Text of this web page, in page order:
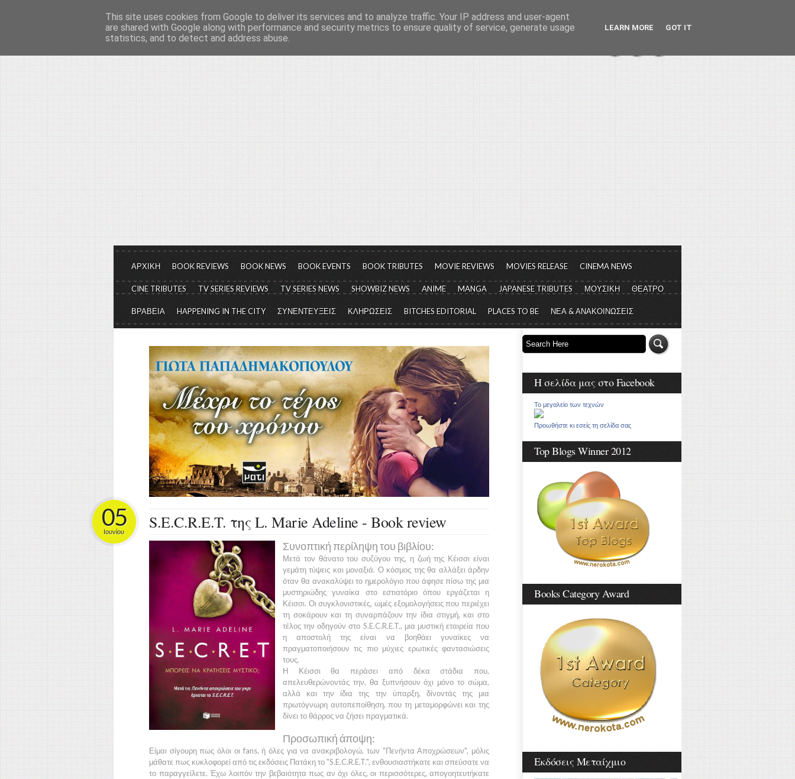
Το μεγαλείο των Τεχνών...
Είμαστε πάντα εδώ για να μιλάμε για τον πολιτισμό, σε κάθε του μορφή και έκταση...
ΑΡΧΙΚΗ BOOK REVIEWS BOOK NEWS BOOK EVENTS BOOK TRIBUTES MOVIE REVIEWS MOVIES RELEASE CINEMA NEWS
CINE TRIBUTES TV SERIES REVIEWS TV SERIES NEWS SHOWBIZ NEWS ANIME MANGA JAPANESE TRIBUTES ΜΟΥΣΙΚΗ ΘΕΑΤΡΟ
ΒΡΑΒΕΙΑ HAPPENING IN THE CITY ΣΥΝΕΝΤΕΥΞΕΙΣ ΚΛΗΡΩΣΕΙΣ BITCHES EDITORIAL PLACES TO BE ΝΕΑ & ΑΝΑΚΟΙΝΩΣΕΙΣ
S.E.C.R.E.T. της L. Marie Adeline - Book review
05
Ιουνίου
Συνοπτική περίληψη του βιβλίου:
Μετά τον θάνατο του συζύγου της, η ζωή της Κέισσι είναι
γεμάτη τύψεις και μοναξιά. Ο κόσμος της θα αλλάξει άρδην
όταν θα ανακαλύψει το ημερολόγιο που άφησε πίσω της μια
μυστηριώδης γυναίκα στο εστιατόριο όπου εργάζεται η
Κέισσι. Οι συγκλονιστικές, ωμές εξομολογήσεις που περιέχει
τη σοκάρουν και τη συναρπάζουν την ίδια στιγμή, και στο
τέλος την οδηγούν στο S.E.C.R.E.T., μια μυστική εταιρεία που
η αποστολή της είναι να βοηθάει γυναίκες να
πραγματοποιήσουν τις πιο μύχιες ερωτικές φαντασιώσεις
τους.
Η Κέισσι θα περάσει από δέκα στάδια που,
απελευθερώνοντάς την, θα ξυπνήσουν όχι μόνο το σώμα,
αλλά και την ίδια της την ύπαρξη, δίνοντάς της μια
πρωτόγνωρη αυτοπεποίθηση, που τη μεταμορφώνει και της
δίνει το θάρρος να ζήσει πραγματικά.
Προσωπική άποψη:
Είμαι σίγουρη πως όλοι οι fans, ή όλες για να ανακριβολογώ, των "Πενήντα Αποχρώσεων", μόλις
μάθατε πως κυκλοφορεί από τις εκδόσεις Πατάκητο "S.E.C.R.E.T.", ενθουσιαστήκατε και σπεύσατε να
το παραγγείλετε. Έχω λοιπόν την βεβαιότητα πως αν όχι όλες, οι περισσότερες, απογοητευτήκατε
Η σελίδα μας στο Facebook
Το μεγαλείο των τεχνών
Προωθήστε κι εσείς τη σελίδα σας
Top Blogs Winner 2012
Books Category Award
Εκδόσεις Μεταίχμιο
This site uses cookies from Google to deliver its services and to analyze traffic. Your IP address and user-agent
are shared with Google along with performance and security metrics to ensure quality of service, generate usage
statistics, and to detect and address abuse.
LEARN MORE GOT IT